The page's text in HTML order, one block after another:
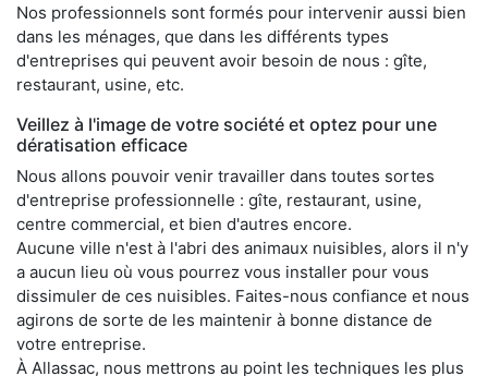
Nos professionnels sont formés pour intervenir aussi bien
dans les ménages, que dans les différents types
d'entreprises qui peuvent avoir besoin de nous : gîte,
restaurant, usine, etc.
Veillez à l'image de votre société et optez pour une
dératisation efficace
Nous allons pouvoir venir travailler dans toutes sortes
d'entreprise professionnelle : gîte, restaurant, usine,
centre commercial, et bien d'autres encore.
Aucune ville n'est à l'abri des animaux nuisibles, alors il n'y
a aucun lieu où vous pourrez vous installer pour vous
dissimuler de ces nuisibles. Faites-nous confiance et nous
agirons de sorte de les maintenir à bonne distance de
votre entreprise.
À Allassac, nous mettrons au point les techniques les plus